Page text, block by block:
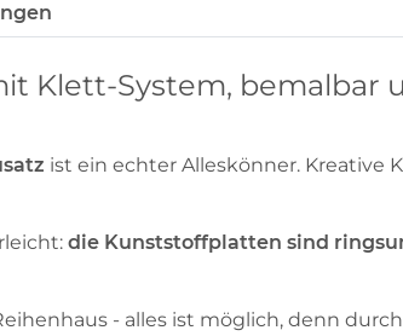
Klett-System, bemalbar
ist ein echter Alleskönner. Kreative
die Kunststoffplatten sind
- alles ist möglich, denn